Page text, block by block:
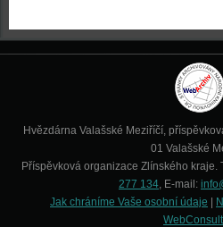
Hvězdárna Valašské Meziříčí,
01 Valašské
Příspěvková organizace Zlínského kraje.
277 134, E-mail:
Jak chráníme Vaše osobní údaje